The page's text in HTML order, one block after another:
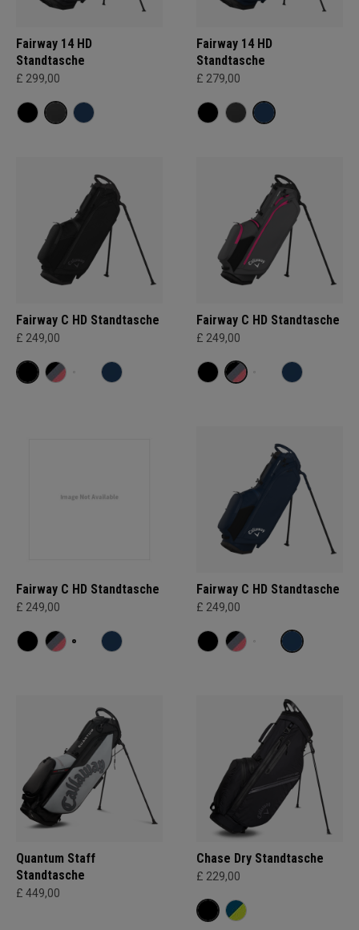
Fairway 14 HD
Standtasche
£ 299,00
Fairway 14 HD
Standtasche
£ 279,00
Fairway C HD Standtasche
£ 249,00
Fairway C HD Standtasche
£ 249,00
Fairway C HD Standtasche
£ 249,00
Fairway C HD Standtasche
£ 249,00
Quantum Staff
Standtasche
£ 449,00
Chase Dry Standtasche
£ 229,00